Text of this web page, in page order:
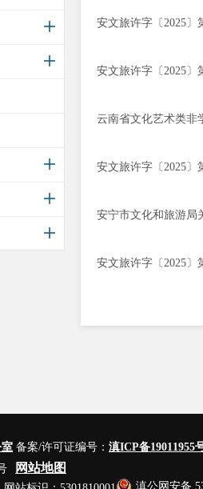
安文旅许字〔2025〕
安文旅许字〔2025〕
云南省文化艺术类非
安文旅许字〔2025〕
安宁市文化和旅游局
安文旅许字〔2025〕
备案/许可证编号： 滇ICP备19011955
网站地图
滇公网安备